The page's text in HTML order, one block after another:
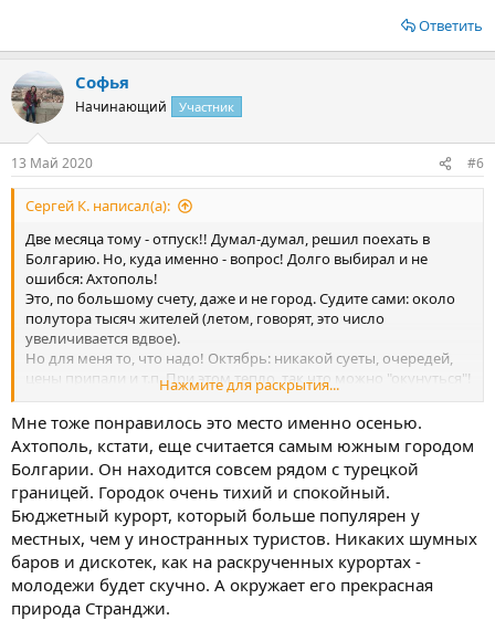
Ответить
Софья
Начинающий Участник
13 Май 2020 #6
Сергей К. написал(а):
Две месяца тому - отпуск!! Думал-думал, решил поехать в
Болгарию. Но, куда именно - вопрос! Долго выбирал и не
ошибся: Ахтополь!
Это, по большому счету, даже и не город. Судите сами: около
полутора тысяч жителей (летом, говорят, это число
увеличивается вдвое).
Но для меня то, что надо! Октябрь: никакой суеты, очередей,
цены припали и т.п. При этом тепло, так что можно "окунуться"!
Ну, и само место на карте: горы и море. Городок красивейший,
чудом сохранившаяся древность плюс вполне современные,
удобные мини-отели
(полно, кстати, частного "сектора" для комфортного
пребывания). Кухня простая (без устриц), вкусная, сытная.
Закончу традиционно: лучше 100 раз увидеть, чем один раз
услышать. Поезжайте, не пожалеете!
Нажмите для раскрытия...
Мне тоже понравилось это место именно осенью.
Ахтополь, кстати, еще считается самым южным городом
Болгарии. Он находится совсем рядом с турецкой
границей. Городок очень тихий и спокойный.
Бюджетный курорт, который больше популярен у
местных, чем у иностранных туристов. Никаких шумных
баров и дискотек, как на раскрученных курортах -
молодежи будет скучно. А окружает его прекрасная
природа Странджи.